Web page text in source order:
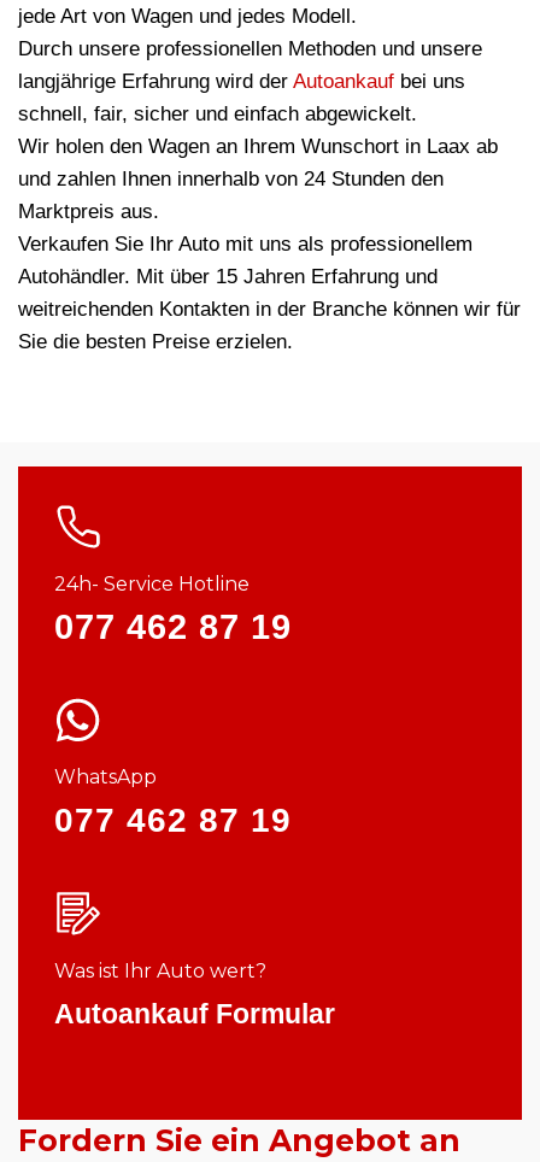
jede Art von Wagen und jedes Modell.
Durch unsere professionellen Methoden und unsere
langjährige Erfahrung wird der Autoankauf bei uns
schnell, fair, sicher und einfach abgewickelt.
Wir holen den Wagen an Ihrem Wunschort in Laax ab
und zahlen Ihnen innerhalb von 24 Stunden den
Marktpreis aus.
Verkaufen Sie Ihr Auto mit uns als professionellem
Autohändler. Mit über 15 Jahren Erfahrung und
weitreichenden Kontakten in der Branche können wir für
Sie die besten Preise erzielen.
24h- Service Hotline
077 462 87 19
WhatsApp
077 462 87 19
Was ist Ihr Auto wert?
Autoankauf Formular
Fordern Sie ein Angebot an